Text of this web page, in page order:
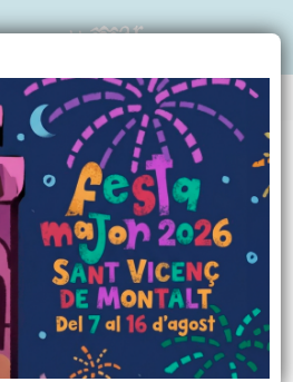
2009
Els
sexualitat i l
a l